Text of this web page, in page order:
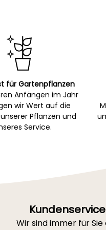
für Gartenpflanzen
Anfängen im Jahr
wir Wert auf die
Pflanzen und
Service.
Kundenservice
Wir sind immer für Sie